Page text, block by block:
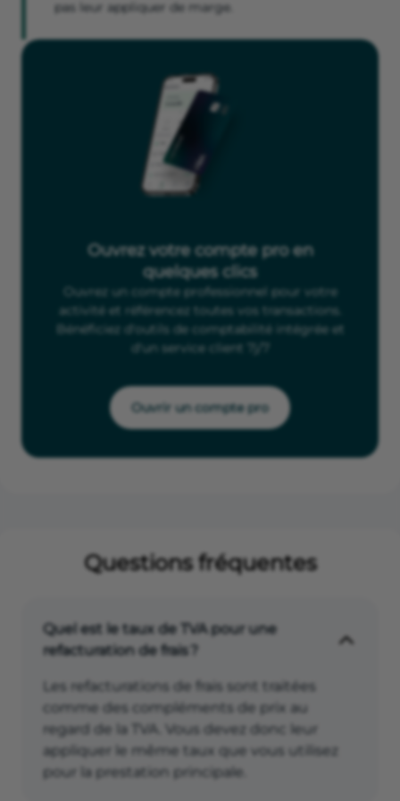
pas leur appliquer de marge.
Ouvrez votre compte pro en
quelques clics
Ouvrez un compte professionnel pour votre
activité et référencez toutes vos transactions.
Bénéficiez d'outils de comptabilité intégrée et
d'un service client 7j/7
Ouvrir un compte pro
Questions fréquentes
Quel est le taux de TVA pour une
refacturation de frais ?
Les refacturations de frais sont traitées
comme des compléments de prix au
regard de la TVA. Vous devez donc leur
appliquer le même taux que vous utilisez
pour la prestation principale.